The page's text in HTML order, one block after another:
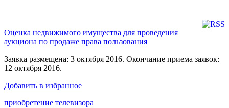
Оценка недвижимого имущества для проведения
аукциона по продаже права пользования
Заявка размещена: 3 октября 2016. Окончание приема заявок:
12 октября 2016.
Добавить в избранное
приобретение телевизора